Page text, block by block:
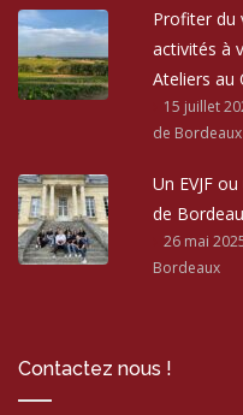
Profiter du
activités à
Ateliers au
15 juillet
de Bordeaux
Un EVJF
de
26 mai
Bordeaux
Contactez nous !